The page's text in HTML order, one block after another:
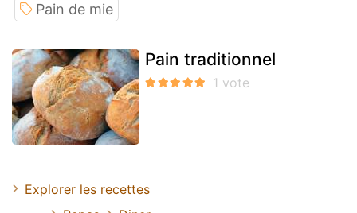
Pain de mie
Pain traditionnel
Explorer les recettes